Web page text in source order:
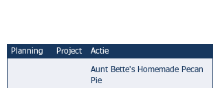
Planning Project Actie
Aunt Bette's Homemade Pecan
Pie